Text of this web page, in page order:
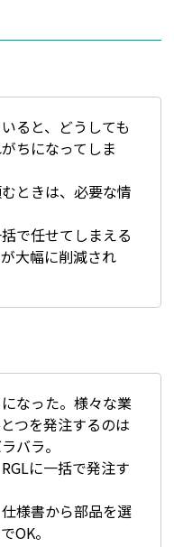
ると、どうしても
ちになってしま
ときは、必要な情
で任せてしまえる
大幅に削減され
なった。様々な業
つを発注するのは
バラ。
に一括で発注す
様書から部品を選
OK。